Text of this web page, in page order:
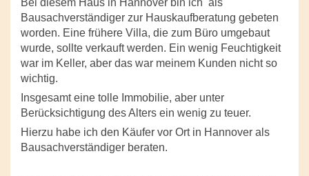
Bei diesem Haus in Hannover bin ich als
Bausachverständiger zur Hauskaufberatung gebeten
worden. Eine frühere Villa, die zum Büro umgebaut
wurde, sollte verkauft werden. Ein wenig Feuchtigkeit
war im Keller, aber das war meinem Kunden nicht so
wichtig.
Insgesamt eine tolle Immobilie, aber unter
Berücksichtigung des Alters ein wenig zu teuer.
Hierzu habe ich den Käufer vor Ort in Hannover als
Bausachverständiger beraten.